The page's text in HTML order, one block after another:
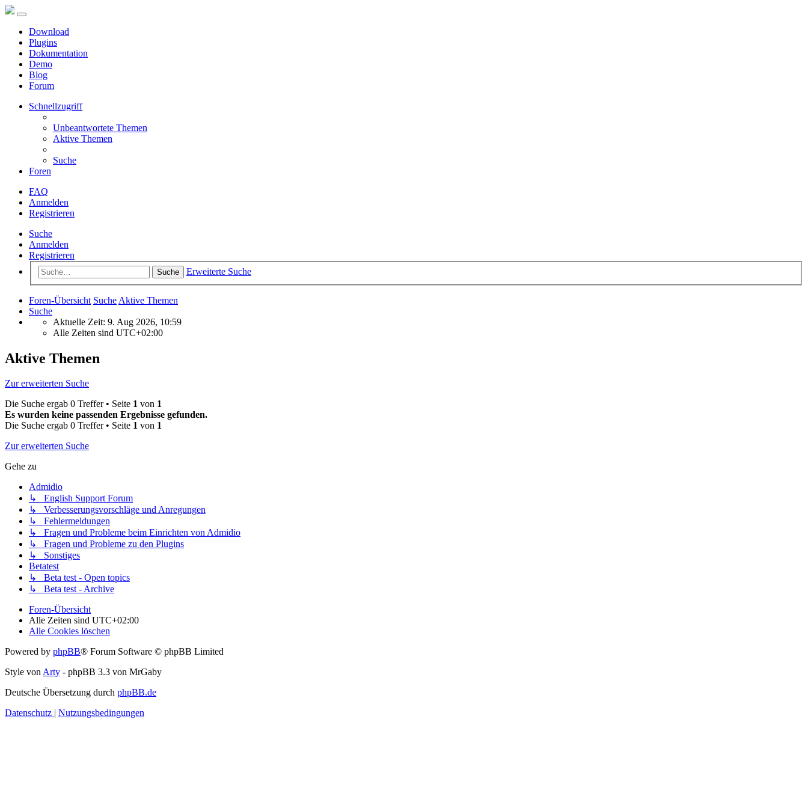
Download
Plugins
Dokumentation
Demo
Blog
Forum
Schnellzugriff
Unbeantwortete Themen
Aktive Themen
Suche
Foren
FAQ
Anmelden
Registrieren
Suche
Anmelden
Registrieren
Suche Erweiterte Suche
Foren-Übersicht Suche Aktive Themen
Suche
Aktuelle Zeit: 9. Aug 2026, 10:59
Alle Zeiten sind UTC+02:00
Aktive Themen
Zur erweiterten Suche
Die Suche ergab 0 Treffer • Seite 1 von 1
Es wurden keine passenden Ergebnisse gefunden.
Die Suche ergab 0 Treffer • Seite 1 von 1
Zur erweiterten Suche
Gehe zu
Admidio
↳ English Support Forum
↳ Verbesserungsvorschläge und Anregungen
↳ Fehlermeldungen
↳ Fragen und Probleme beim Einrichten von Admidio
↳ Fragen und Probleme zu den Plugins
↳ Sonstiges
Betatest
↳ Beta test - Open topics
↳ Beta test - Archive
Foren-Übersicht
Alle Zeiten sind UTC+02:00
Alle Cookies löschen
Powered by phpBB® Forum Software © phpBB Limited
Style vonArty - phpBB 3.3 von MrGaby
Deutsche Übersetzung durch phpBB.de
Datenschutz | Nutzungsbedingungen